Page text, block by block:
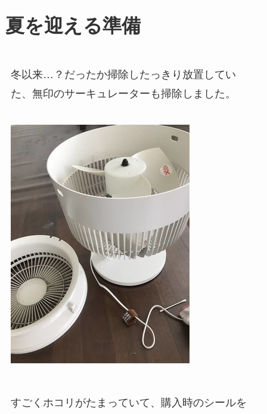
夏を迎える準備
冬以来…？だったか掃除したっきり放置してい
た、無印のサーキュレーターも掃除しました。
すごくホコリがたまっていて、購入時のシールを